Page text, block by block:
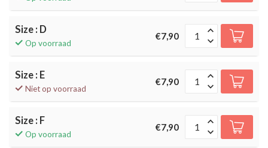
Size : D
Op voorraad
€7,90
Size : E
Niet op voorraad
€7,90
Size : F
Op voorraad
€7,90